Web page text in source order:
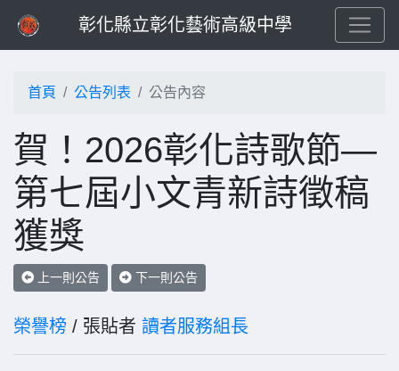
彰化縣立彰化藝術高級中學
首頁 公告列表 公告內容
賀！2026彰化詩歌節—
第七屆小文青新詩徵稿
獲獎
上一則公告 下一則公告
榮譽榜 / 張貼者 讀者服務組長